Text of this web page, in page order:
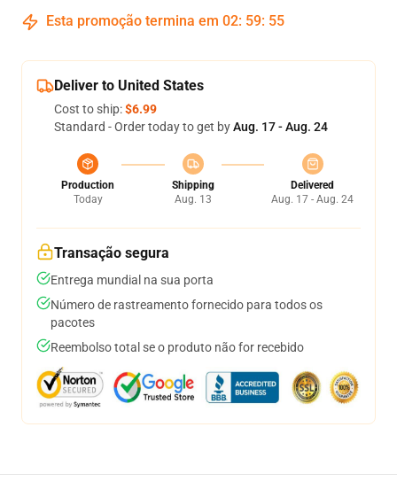
Esta promoção termina em 02: 59: 54
Deliver to United States
Cost to ship:$6.99
Standard - Order today to get byAug. 17 - Aug. 24
Production
Today
Shipping
Aug. 13
Delivered
Aug. 17 - Aug. 24
Transação segura
Entrega mundial na sua porta
Número de rastreamento fornecido para todos os
pacotes
Reembolso total se o produto não for recebido